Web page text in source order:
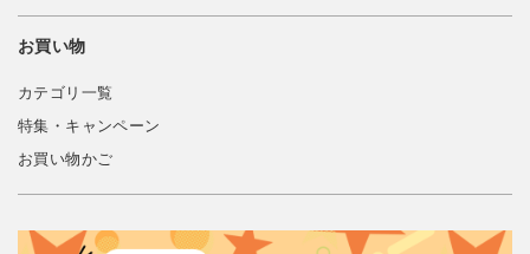
お買い物
カテゴリ一覧
特集・キャンペーン
お買い物かご